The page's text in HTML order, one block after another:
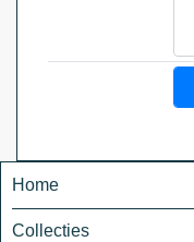
Home
Collecties